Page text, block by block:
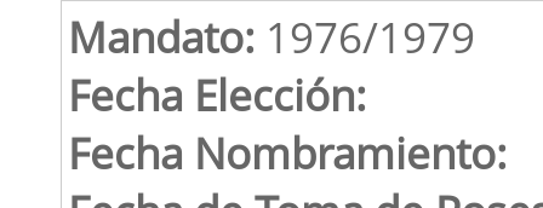
Mandato: 1976/1979
Fecha Elección:
Fecha Nombramiento: